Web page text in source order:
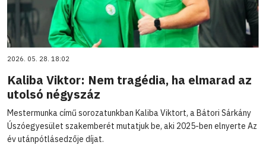
2026. 05. 28. 18:02
Kaliba Viktor: Nem tragédia, ha elmarad az
utolsó négyszáz
Mestermunka című sorozatunkban Kaliba Viktort, a Bátori Sárkány
Úszóegyesület szakemberét mutatjuk be, aki 2025-ben elnyerte Az
év utánpótlásedzője díjat.